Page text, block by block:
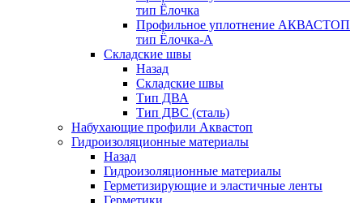
тип Ёлочка
Профильное уплотнение АКВАСТОП
тип Ёлочка-А
Складские швы
Назад
Складские швы
Тип ДВА
Тип ДВС (сталь)
Набухающие профили Аквастоп
Гидроизоляционные материалы
Назад
Гидроизоляционные материалы
Герметизирующие и эластичные ленты
Герметики